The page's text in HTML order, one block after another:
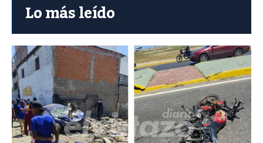
Lo más leído